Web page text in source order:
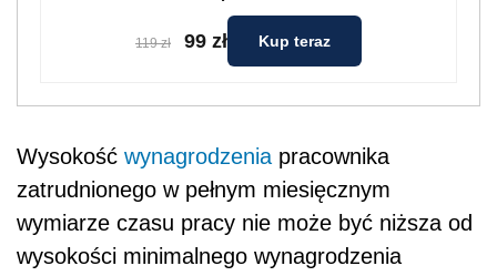
119 zł 99 zł Kup teraz
Wysokość wynagrodzenia pracownika
zatrudnionego w pełnym miesięcznym
wymiarze czasu pracy nie może być niższa od
wysokości minimalnego wynagrodzenia